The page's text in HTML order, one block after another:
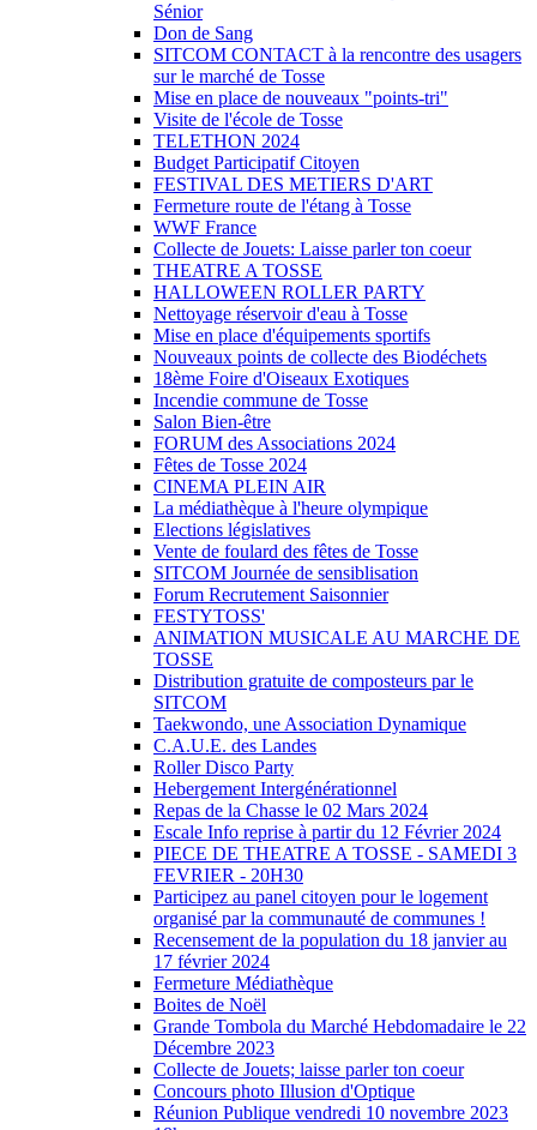
Sénior
Don de Sang
SITCOM CONTACT à la rencontre des usagers
sur le marché de Tosse
Mise en place de nouveaux "points-tri"
Visite de l'école de Tosse
TELETHON 2024
Budget Participatif Citoyen
FESTIVAL DES METIERS D'ART
Fermeture route de l'étang à Tosse
WWF France
Collecte de Jouets: Laisse parler ton coeur
THEATRE A TOSSE
HALLOWEEN ROLLER PARTY
Nettoyage réservoir d'eau à Tosse
Mise en place d'équipements sportifs
Nouveaux points de collecte des Biodéchets
18ème Foire d'Oiseaux Exotiques
Incendie commune de Tosse
Salon Bien-être
FORUM des Associations 2024
Fêtes de Tosse 2024
CINEMA PLEIN AIR
La médiathèque à l'heure olympique
Elections législatives
Vente de foulard des fêtes de Tosse
SITCOM Journée de sensiblisation
Forum Recrutement Saisonnier
FESTYTOSS'
ANIMATION MUSICALE AU MARCHE DE
TOSSE
Distribution gratuite de composteurs par le
SITCOM
Taekwondo, une Association Dynamique
C.A.U.E. des Landes
Roller Disco Party
Hebergement Intergénérationnel
Repas de la Chasse le 02 Mars 2024
Escale Info reprise à partir du 12 Février 2024
PIECE DE THEATRE A TOSSE - SAMEDI 3
FEVRIER - 20H30
Participez au panel citoyen pour le logement
organisé par la communauté de communes !
Recensement de la population du 18 janvier au
17 février 2024
Fermeture Médiathèque
Boites de Noël
Grande Tombola du Marché Hebdomadaire le 22
Décembre 2023
Collecte de Jouets; laisse parler ton coeur
Concours photo Illusion d'Optique
Réunion Publique vendredi 10 novembre 2023